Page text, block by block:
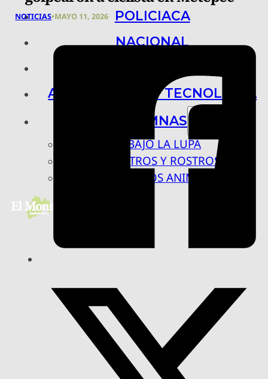
POLICIACA
NACIONAL
ARTE, CIENCIA Y TECNOLOGÍA
COLUMNAS
BAJO LA LUPA
RASTROS Y ROSTROS
VÍNCULOS ANIMALES
NOTICIAS•MAYO 11, 2026